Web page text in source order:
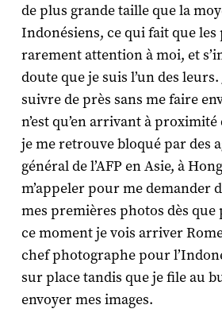
de plus grande taille que la
Indonésiens, ce qui fait que
rarement attention à moi, et
doute que je suis l’un des leurs.
suivre de près sans me faire
n’est qu’en arrivant à
je me retrouve bloqué par des
général de l’AFP en Asie, à
m’appeler pour me demander
mes premières photos dès que
ce moment je vois arriver
chef photographe pour
sur place tandis que je file au
envoyer mes images.